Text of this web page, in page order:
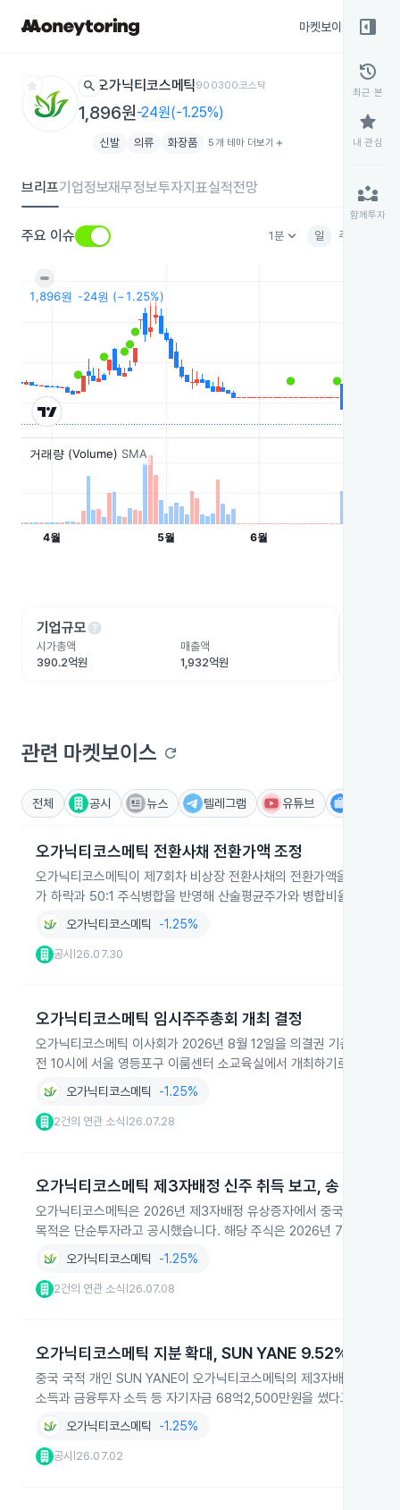
마켓보이스
star search 오가닉티코스메틱900300코스닥
1,896원-24원(-1.25%)
신발 의류 화장품 5개 테마 더보기 add
브리프기업정보재무정보투자지표실적전망
주요 이슈 1분keyboard_arrow_down 일 주
기업규모help
시가총액
390.2억원
매출액
1,932억원
관련 마켓보이스 refresh
전체 공시 뉴스 텔레그램 유튜브
오가닉티코스메틱 전환사채 전환가액 조정
오가닉티코스메틱이 제7회차 비상장 전환사채의 전환가액을
가 하락과 50:1 주식병합을 반영해 산술평균주가와 병합비율을 적용
오가닉티코스메틱 -1.25%
공시 26.07.30
오가닉티코스메틱 임시주주총회 개최 결정
오가닉티코스메틱 이사회가 2026년 8월 12일을 의결권 기준일로
전 10시에 서울 영등포구 이룸센터 소교육실에서 개최하기로 했습니
오가닉티코스메틱 -1.25%
2건의 연관 소식 26.07.28
오가닉티코스메틱 제3자배정 신주 취득 보고, 송 루텡
오가닉티코스메틱은 2026년 제3자배정 유상증자에서 중국 국적
목적은 단순투자라고 공시했습니다. 해당 주식은 2026년 7월 3일 납
오가닉티코스메틱 -1.25%
2건의 연관 소식 26.07.08
오가닉티코스메틱 지분 확대, SUN YANE 9.52% 보유
중국 국적 개인 SUN YANE이 오가닉티코스메틱의 제3자배정 유상
소득과 금융투자 소득 등 자기자금 68억2,500만원을 썼다고 밝혔습
오가닉티코스메틱 -1.25%
공시 26.07.02
right_panel_open
history
최근 본
star
내 관심
partner_exchange
함께투자